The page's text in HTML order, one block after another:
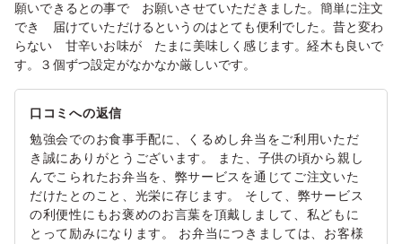
願いできるとの事で お願いさせていただきました。簡単に注文
でき 届けていただけるというのはとても便利でした。昔と変わ
らない 甘辛いお味が たまに美味しく感じます。経木も良いで
す。３個ずつ設定がなかなか厳しいです。
口コミへの返信
勉強会でのお食事手配に、くるめし弁当をご利用いただ
き誠にありがとうございます。 また、子供の頃から親し
んでこられたお弁当を、弊サービスを通じてご注文いた
だけたとのこと、光栄に存じます。 そして、弊サービス
の利便性にもお褒めのお言葉を頂戴しまして、私どもに
とって励みになります。 お弁当につきましては、お客様